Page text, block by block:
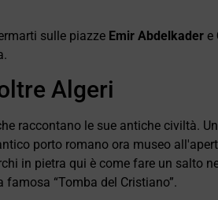
sulle piazze Emir Abdelkader e
Algeri
raccontano le sue antiche civiltà.
porto romano ora museo
in pietra qui è come fare un salto
“Tomba del Cristiano”.